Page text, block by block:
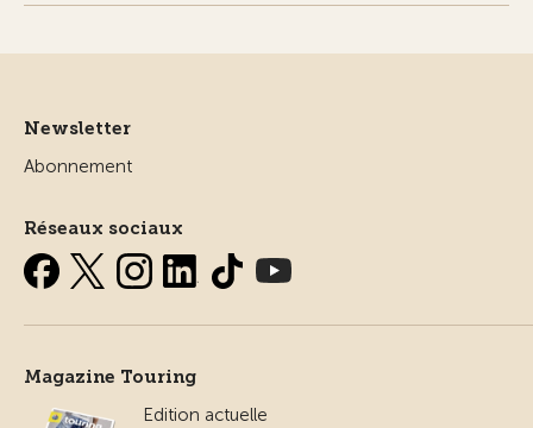
Newsletter
Abonnement
Réseaux sociaux
Magazine Touring
Edition actuelle